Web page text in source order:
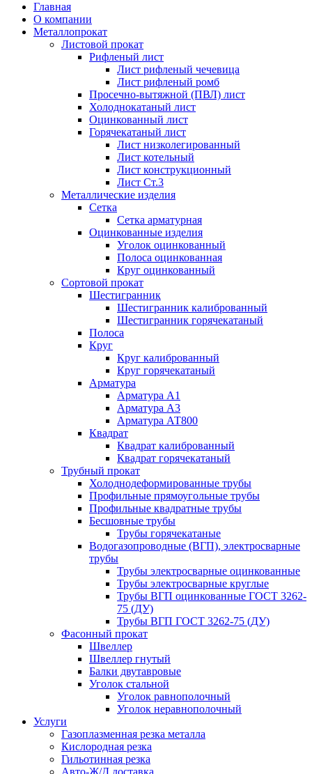
Главная
О компании
Металлопрокат
Листовой прокат
Рифленый лист
Лист рифленый чечевица
Лист рифленый ромб
Просечно-вытяжной (ПВЛ) лист
Холоднокатаный лист
Оцинкованный лист
Горячекатаный лист
Лист низколегированный
Лист котельный
Лист конструкционный
Лист Ст.3
Металлические изделия
Сетка
Сетка арматурная
Оцинкованные изделия
Уголок оцинкованный
Полоса оцинкованная
Круг оцинкованный
Сортовой прокат
Шестигранник
Шестигранник калиброванный
Шестигранник горячекатаный
Полоса
Круг
Круг калиброванный
Круг горячекатаный
Арматура
Арматура А1
Арматура А3
Арматура АТ800
Квадрат
Квадрат калиброванный
Квадрат горячекатаный
Трубный прокат
Холоднодеформированные трубы
Профильные прямоугольные трубы
Профильные квадратные трубы
Бесшовные трубы
Трубы горячекатаные
Водогазопроводные (ВГП), электросварные
трубы
Трубы электросварные оцинкованные
Трубы электросварные круглые
Трубы ВГП оцинкованные ГОСТ 3262-
75 (ДУ)
Трубы ВГП ГОСТ 3262-75 (ДУ)
Фасонный прокат
Швеллер
Швеллер гнутый
Балки двутавровые
Уголок стальной
Уголок равнополочный
Уголок неравнополочный
Услуги
Газоплазменная резка металла
Кислородная резка
Гильотинная резка
Авто-Ж/Д доставка